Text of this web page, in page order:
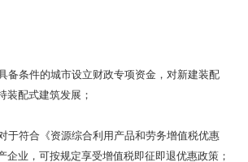
备条件的城市设立财政专项资金，对新建装配
装配式建筑发展；
于符合《资源综合利用产品和劳务增值税优惠
企业，可按规定享受增值税即征即退优惠政策；